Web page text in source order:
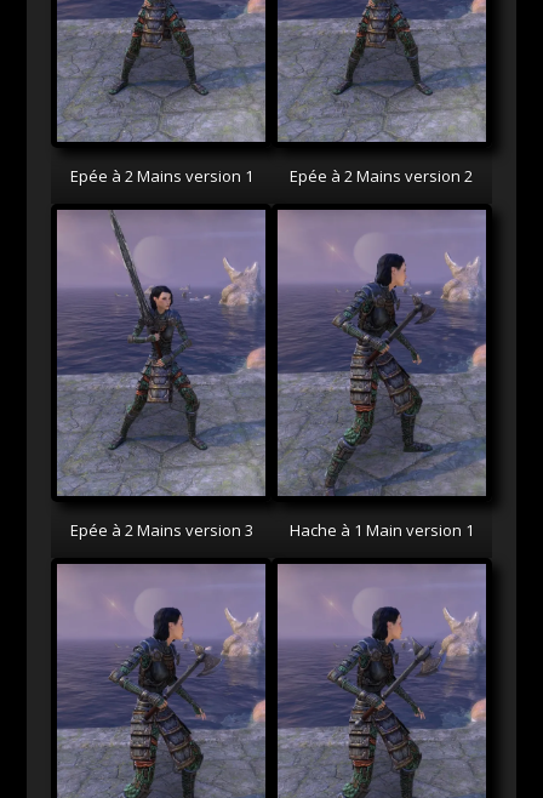
Epée à 2 Mains version 1 Epée à 2 Mains version 2
Epée à 2 Mains version 3 Hache à 1 Main version 1